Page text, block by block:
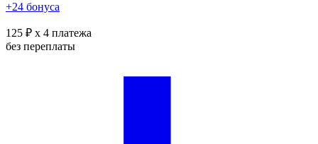
+24 бонуса
125 ₽ x 4 платежа
без переплаты